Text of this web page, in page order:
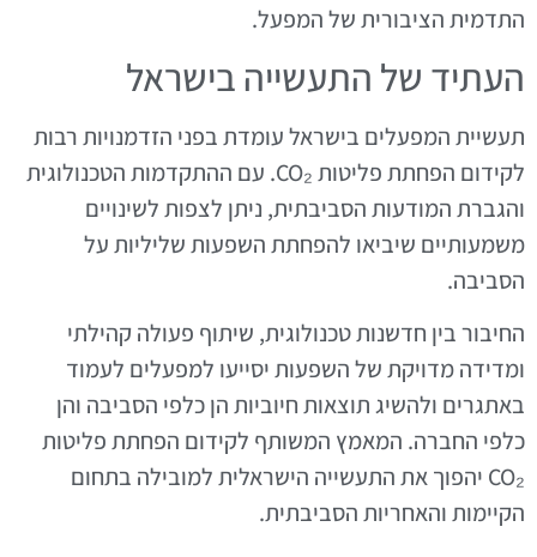
התדמית הציבורית של המפעל.
העתיד של התעשייה בישראל
תעשיית המפעלים בישראל עומדת בפני הזדמנויות רבות
לקידום הפחתת פליטות CO₂. עם ההתקדמות הטכנולוגית
והגברת המודעות הסביבתית, ניתן לצפות לשינויים
משמעותיים שיביאו להפחתת השפעות שליליות על
הסביבה.
החיבור בין חדשנות טכנולוגית, שיתוף פעולה קהילתי
ומדידה מדויקת של השפעות יסייעו למפעלים לעמוד
באתגרים ולהשיג תוצאות חיוביות הן כלפי הסביבה והן
כלפי החברה. המאמץ המשותף לקידום הפחתת פליטות
CO₂ יהפוך את התעשייה הישראלית למובילה בתחום
הקיימות והאחריות הסביבתית.